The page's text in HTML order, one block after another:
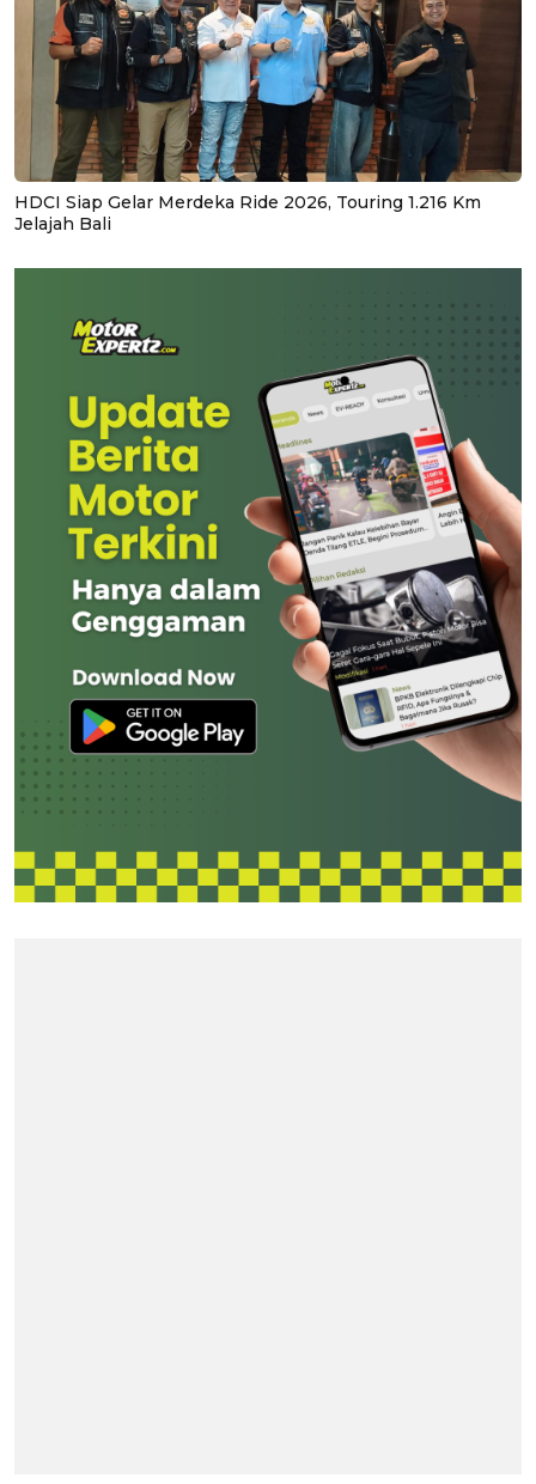
HDCI Siap Gelar Merdeka Ride 2026, Touring 1.216 Km
Jelajah Bali